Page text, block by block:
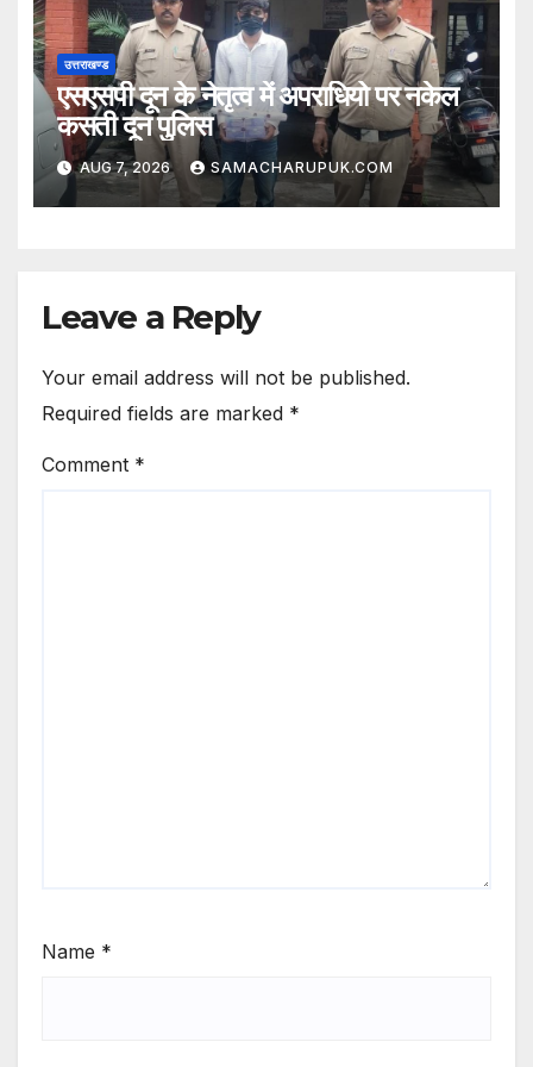
उत्तराखण्ड
एसएसपी दून के नेतृत्व में अपराधियो पर नकेल
कसती दून पुलिस
AUG 7, 2026 SAMACHARUPUK.COM
Leave a Reply
Your email address will not be published.
Required fields are marked *
Comment *
Name *